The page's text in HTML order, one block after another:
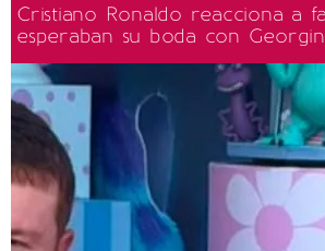
Cristiano Ronaldo reacciona a
esperaban su boda con